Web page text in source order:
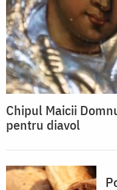
Chipul Maicii
pentru diavol